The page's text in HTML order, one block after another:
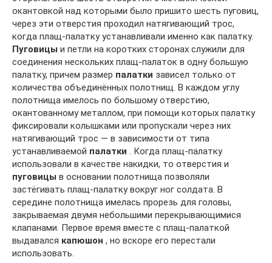
окантовкой над которыми было пришито шесть пуговиц,
через эти отверстия проходил натягивающий трос,
когда плащ-палатку устанавливали именно как палатку.
Пуговицы и петли на коротких сторонах служили для
соединения нескольких плащ-палаток в одну большую
палатку, причем размер палатки зависел только от
количества объединённых полотнищ. В каждом углу
полотнища имелось по большому отверстию,
окантованному металлом, при помощи которых палатку
фиксировали колышками или пропускали через них
натягивающий трос — в зависимости от типа
устанавливаемой палатки . Когда плащ-палатку
использовали в качестве накидки, то отверстия и
пуговицы в основании полотнища позволяли
застёгивать плащ-палатку вокруг ног солдата. В
середине полотнища имелась прорезь для головы,
закрываемая двумя небольшими перекрывающимися
клапанами. Первое время вместе с плащ-палаткой
выдавался капюшон , но вскоре его перестали
использовать.